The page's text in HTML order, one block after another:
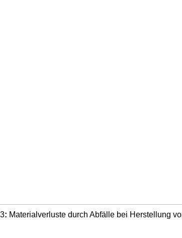
3: Materialverluste durch Abfälle bei Herstellung